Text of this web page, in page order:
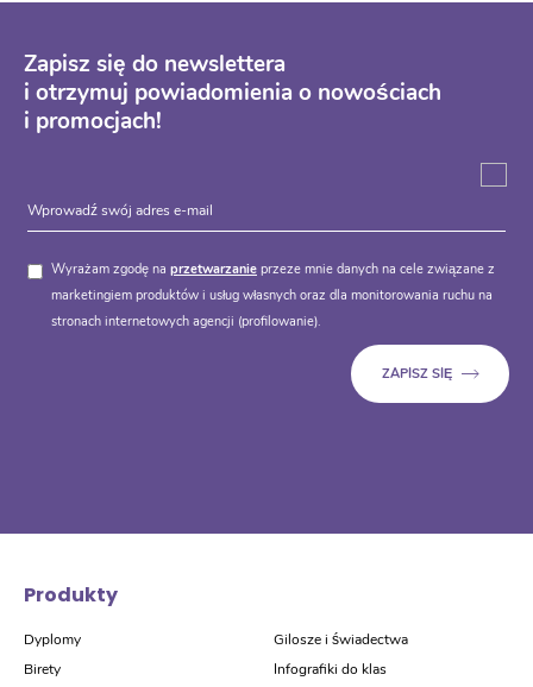
Zapisz się do newslettera
i otrzymuj powiadomienia o nowościach
i promocjach!
Wyrażam zgodę na przetwarzanie przeze mnie danych na cele związane z
marketingiem produktów i usług własnych oraz dla monitorowania ruchu na
stronach internetowych agencji (profilowanie).
Produkty
Dyplomy
Birety
Gilosze i świadectwa
Infografiki do klas